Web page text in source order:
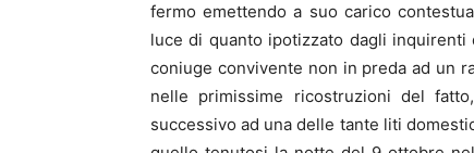
fermo emettendo a suo carico
luce di quanto ipotizzato dagli inquirenti
coniuge convivente non in preda ad un
nelle primissime ricostruzioni del
successivo ad una delle tante liti